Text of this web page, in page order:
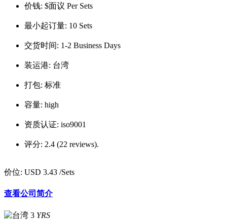
价钱: $面议 Per Sets
最小起订量: 10 Sets
交货时间: 1-2 Business Days
装运港: 台湾
打包: 标准
容量: high
资质认证: iso9001
评分: 2.4 (22 reviews).
价位: USD 3.43 /Sets
查看公司简介
3 YRS